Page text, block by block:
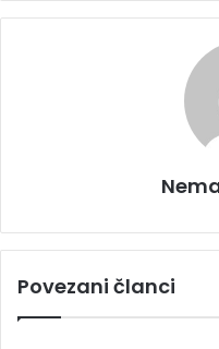
Povezani članci